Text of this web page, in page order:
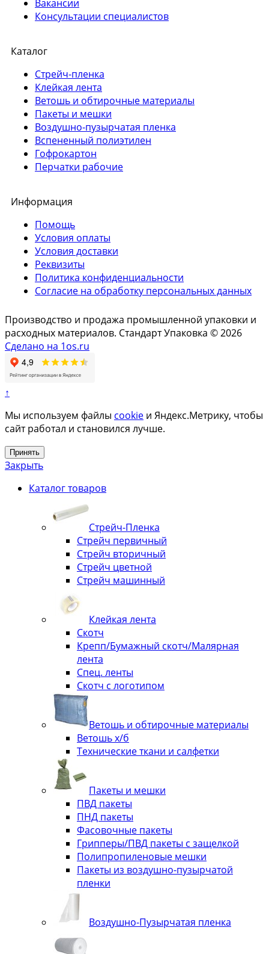
Вакансии
Консультации специалистов
Каталог
Стрейч-пленка
Клейкая лента
Ветошь и обтирочные материалы
Пакеты и мешки
Воздушно-пузырчатая пленка
Вспененный полиэтилен
Гофрокартон
Перчатки рабочие
Информация
Помощь
Условия оплаты
Условия доставки
Реквизиты
Политика конфиденциальности
Согласие на обработку персональных данных
Производство и продажа промышленной упаковки и
расходных материалов. Стандарт Упаковка © 2026
Сделано на 1os.ru
↑
Мы используем файлы cookie и Яндекс.Метрику, чтобы
сайт работал и становился лучше.
Принять
Закрыть
Каталог товаров
Стрейч-Пленка
Стрейч первичный
Стрейч вторичный
Стрейч цветной
Стрейч машинный
Клейкая лента
Скотч
Крепп/Бумажный скотч/Малярная
лента
Спец. ленты
Скотч с логотипом
Ветошь и обтирочные материалы
Ветошь х/б
Технические ткани и салфетки
Пакеты и мешки
ПВД пакеты
ПНД пакеты
Фасовочные пакеты
Грипперы/ПВД пакеты с защелкой
Полипропиленовые мешки
Пакеты из воздушно-пузырчатой
пленки
Воздушно-Пузырчатая пленка